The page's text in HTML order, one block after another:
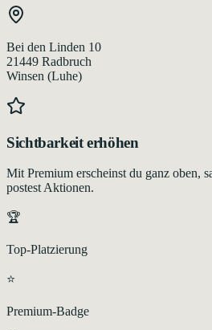
Bei den Linden 10
21449 Radbruch
Winsen (Luhe)
Sichtbarkeit erhöhen
Mit Premium erscheinst du ganz oben,
postest Aktionen.
🏆
Top-Platzierung
⭐
Premium-Badge